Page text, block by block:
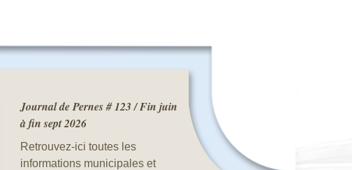
Journal de Pernes # 123 / Fin juin
à fin sept 2026
Retrouvez-ici toutes les
informations municipales et